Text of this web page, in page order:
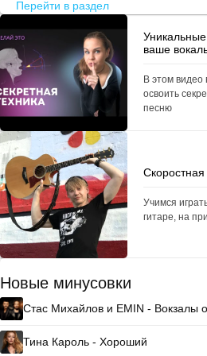
Перейти в раздел
ваше
В этом видео
освоить
песню
Учимся
гитаре, на
Новые минусовки
Стас Михайлов и EMIN - Вокзалы
Тина Кароль - Хороший